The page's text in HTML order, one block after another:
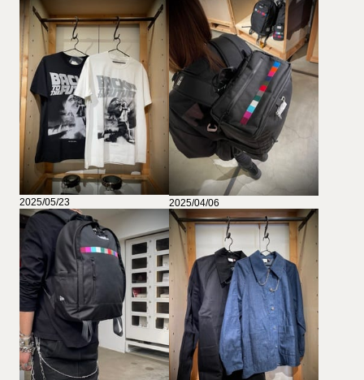
2025/05/23 2025/04/06